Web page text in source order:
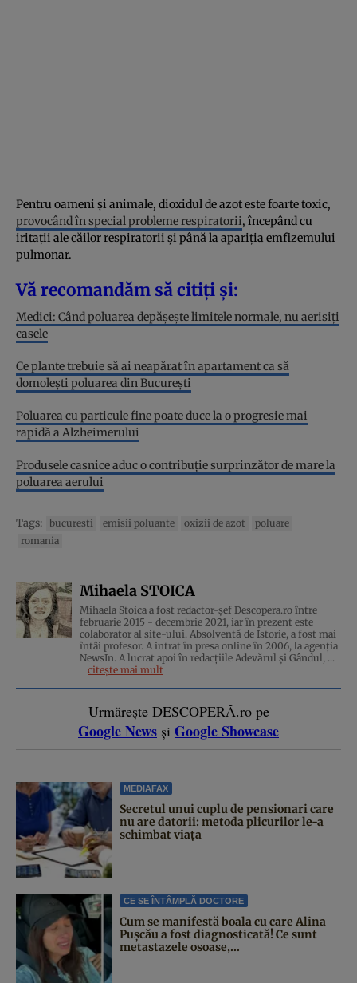
Pentru oameni și animale, dioxidul de azot este foarte toxic,
provocând în special probleme respiratorii, începând cu
iritații ale căilor respiratorii și până la apariția emfizemului
pulmonar.
Vă recomandăm să citiți și:
Medici: Când poluarea depăşeşte limitele normale, nu aerisiţi
casele
Ce plante trebuie să ai neapărat în apartament ca să
domoleşti poluarea din Bucureşti
Poluarea cu particule fine poate duce la o progresie mai
rapidă a Alzheimerului
Produsele casnice aduc o contribuţie surprinzător de mare la
poluarea aerului
Tags: bucuresti emisii poluante oxizii de azot
poluare
romania
Mihaela STOICA
Mihaela Stoica a fost redactor-șef Descopera.ro între
februarie 2015 - decembrie 2021, iar în prezent este
colaborator al site-ului. Absolventă de Istorie, a fost mai
întâi profesor. A intrat în presa online în 2006, la agenţia
NewsIn. A lucrat apoi în redacţiile Adevărul şi Gândul, ...
citește mai mult
Urmărește DESCOPERĂ.ro pe
Google News și Google Showcase
MEDIAFAX
Secretul unui cuplu de pensionari care
nu are datorii: metoda plicurilor le-a
schimbat viața
CE SE ÎNTÂMPLĂ DOCTORE
Cum se manifestă boala cu care Alina
Pușcău a fost diagnosticată! Ce sunt
metastazele osoase,...